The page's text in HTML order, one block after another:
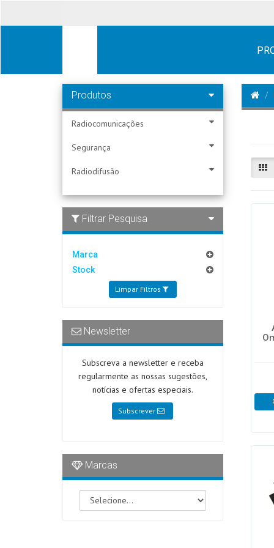
Produtos
Radiocomunicações
Segurança
Radiodifusão
Filtrar Pesquisa
Marca
Stock
Limpar Filtros
Newsletter
Subscreva a newsletter e receba
regularmente as nossas sugestões,
notícias e ofertas especiais.
Subscrever
Marcas